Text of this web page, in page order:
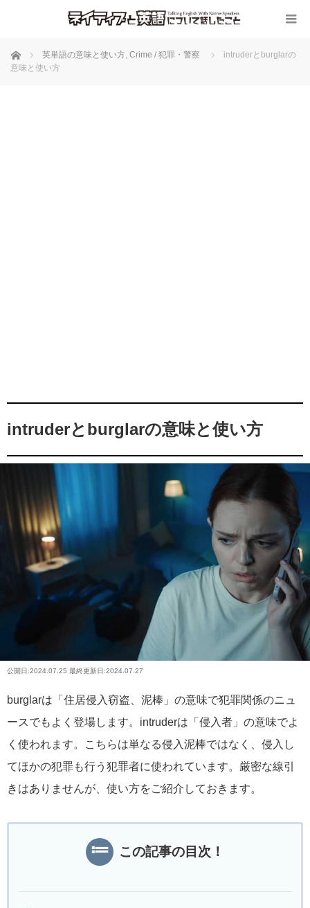
ホーム 英単語の意味と使い方, Crime / 犯罪・警察
intruderとburglarの
意味と使い方
intruderとburglarの意味と使い方
公開日:2024.07.25 最終更新日:2024.07.27
burglarは「住居侵入窃盗、泥棒」の意味で犯罪関係のニュ
ースでもよく登場します。intruderは「侵入者」の意味でよ
く使われます。こちらは単なる侵入泥棒ではなく、侵入し
てほかの犯罪も行う犯罪者に使われています。厳密な線引
きはありませんが、使い方をご紹介しておきます。
この記事の目次！